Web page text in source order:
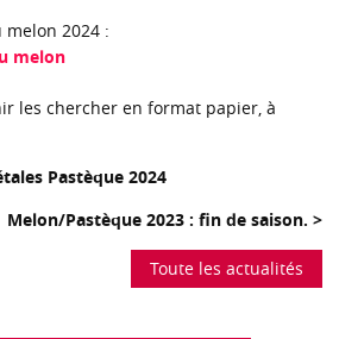
2024 :
melon
les chercher en format papier, à
Pastèque 2024
Melon/Pastèque 2023 : fin de saison. >
Toute les actualités